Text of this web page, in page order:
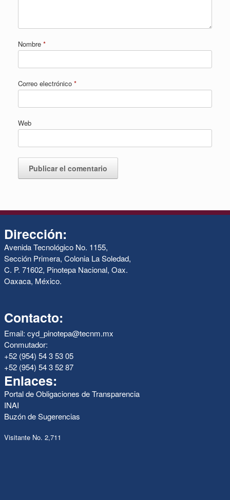
Nombre *
Correo electrónico *
Web
Dirección:
Avenida Tecnológico No. 1155,
Sección Primera, Colonia La Soledad,
C. P. 71602, Pinotepa Nacional, Oax.
Oaxaca, México.
Contacto:
Email: cyd_pinotepa@tecnm.mx
Conmutador:
+52 (954) 54 3 53 05
+52 (954) 54 3 52 87
Enlaces:
Portal de Obligaciones de Transparencia
INAI
Buzón de Sugerencias
Visitante No. 2,711